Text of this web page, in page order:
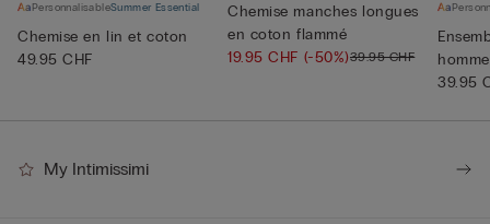
PersonnalisableSummer Essential
Chemise en lin et coton
49.95 CHF
Chemise manches longues
en coton flammé
19.95 CHF (-50%)39.95 CHF
39.95
My Intimissimi